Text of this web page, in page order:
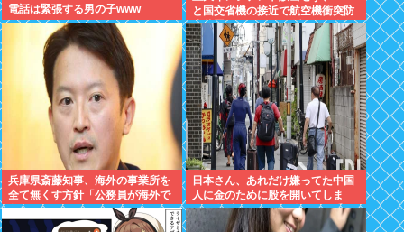
電話は緊張する男の子www
と国交省機の接近で航空機衝突防
止装置（TCAS）の警報が作動し
たトラブル、羽田空港沖、全日空
に通知
兵庫県斎藤知事、海外の事業所を
全て無くす方針「公務員が海外で
遊ぶためにある」
日本さん、あれだけ嫌ってた中国
人に金のために股を開いてしま
う。白浜エリアの物件、買い手が
全員中国人で民泊ウハウハへ